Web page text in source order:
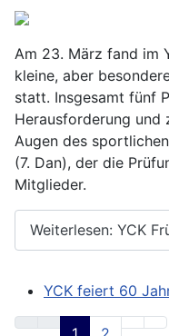
Am 23. März fand im
kleine, aber
statt. Insgesamt fünf
Herausforderung und
Augen des
(7. Dan), der die
Mitglieder.
Weiterlesen: YCK
YCK feiert 60